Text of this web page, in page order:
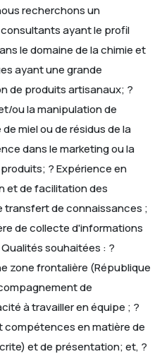
recherchons un
ayant le profil
le domaine de la chimie et
ayant une grande
de produits artisanaux; ?
ou la manipulation de
miel ou de résidus de la
dans le marketing ou la
? Expérience en
et de facilitation des
transfert de connaissances ;
de collecte d'informations
Qualités souhaitées : ?
zone frontalière (République
de
à travailler en équipe ; ?
compétences en matière de
et de présentation; et, ?